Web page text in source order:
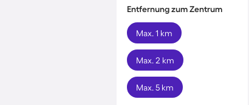
Entfernung zum Zentrum
Max. 1 km
Max. 2 km
Max. 5 km